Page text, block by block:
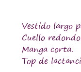
Vestido largo
Cuello
Manga corta.
Top de